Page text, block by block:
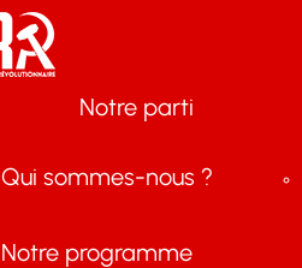
Notre parti
Qui sommes-nous ?
Notre programme